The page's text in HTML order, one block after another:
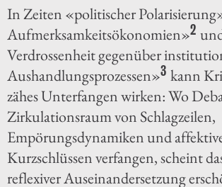
In Zeiten «politischer
Aufmerksamkeitsökonomien»2
Verdrossenheit gegenüber
Aushandlungsprozessen»3 kann
zähes Unterfangen wirken: Wo
Zirkulationsraum von Schlagzeilen,
Empörungsdynamiken und
Kurzschlüssen verfangen, scheint
reflexiver Auseinandersetzung